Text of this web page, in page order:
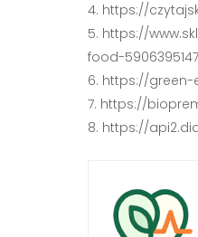
https://
https://
food-
https://
https://
https://